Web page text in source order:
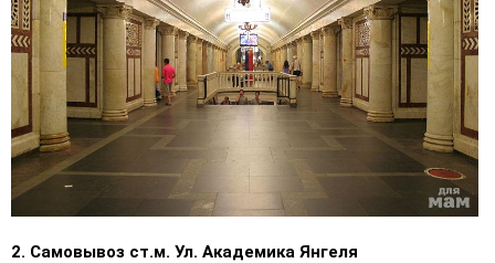
2. Самовывоз ст.м. Ул. Академика Янгеля